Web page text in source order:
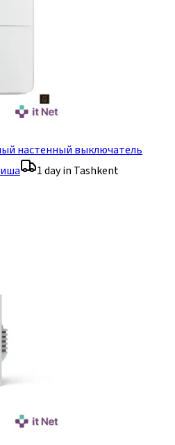
настенный выключатель
1 day in Tashkent